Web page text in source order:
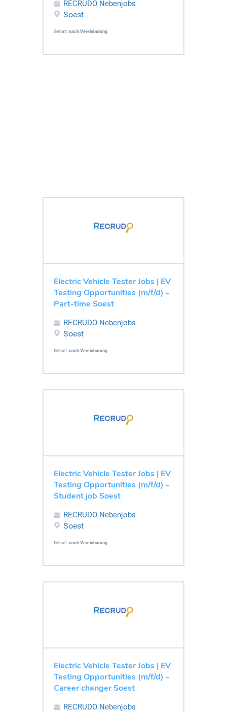
RECRUDO Nebenjobs
Soest
Gehalt: nach Vereinbarung
Electric Vehicle Tester Jobs | EV
Testing Opportunities (m/f/d) -
Part-time Soest
RECRUDO Nebenjobs
Soest
Gehalt: nach Vereinbarung
Electric Vehicle Tester Jobs | EV
Testing Opportunities (m/f/d) -
Student job Soest
RECRUDO Nebenjobs
Soest
Gehalt: nach Vereinbarung
Electric Vehicle Tester Jobs | EV
Testing Opportunities (m/f/d) -
Career changer Soest
RECRUDO Nebenjobs